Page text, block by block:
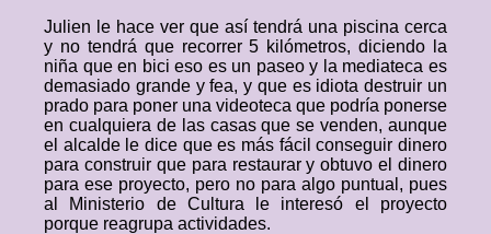
Julien le hace ver que así tendrá una piscina cerca
y no tendrá que recorrer 5 kilómetros, diciendo la
niña que en bici eso es un paseo y la mediateca es
demasiado grande y fea, y que es idiota destruir un
prado para poner una videoteca que podría ponerse
en cualquiera de las casas que se venden, aunque
el alcalde le dice que es más fácil conseguir dinero
para construir que para restaurar y obtuvo el dinero
para ese proyecto, pero no para algo puntual, pues
al Ministerio de Cultura le interesó el proyecto
porque reagrupa actividades.